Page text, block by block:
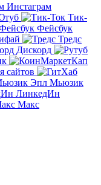
Инстаграм
Тик-
Фейсбук
Тредс
Дискорд
сайтов
Эпл Мьюзик
ЛинкедИн
Макс